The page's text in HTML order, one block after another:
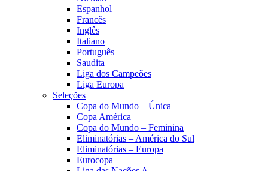
Espanhol
Francês
Inglês
Italiano
Português
Saudita
Liga dos Campeões
Liga Europa
Seleções
Copa do Mundo – Única
Copa América
Copa do Mundo – Feminina
Eliminatórias – América do Sul
Eliminatórias – Europa
Eurocopa